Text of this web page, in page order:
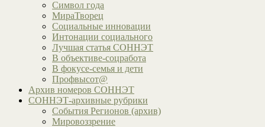
Символ года
МираТворец
Социальные инновации
Интонации социального
Лучшая статья СОННЭТ
В объективе-соцработа
В фокусе-семья и дети
Профвысот@
Архив номеров СОННЭТ
СОННЭТ-архивные рубрики
События Регионов (архив)
Мировоззрение